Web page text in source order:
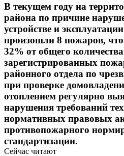
В текущем году на
района по причине
устройстве и
произошли 8 пожаров, что
32% от общего количества
зарегистрированных
районного отдела по
при проверке
отоплением регулярно
нарушения требований
нормативных правовых
противопожарного
стандартизации.
Сейчас читают